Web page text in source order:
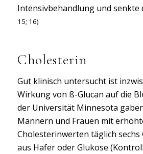
Intensivbehandlung und senkte
15; 16)
Cholesterin
Gut klinisch untersucht ist
Wirkung von ß-Glucan auf die
der Universität Minnesota
Männern und Frauen mit
Cholesterinwerten täglich sechs
aus Hafer oder Glukose